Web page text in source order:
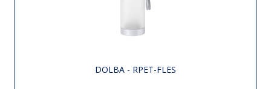
DOLBA - RPET-FLES